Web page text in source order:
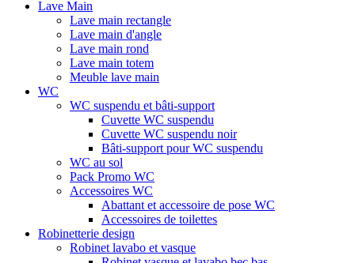
Lave Main
Lave main rectangle
Lave main d'angle
Lave main rond
Lave main totem
Meuble lave main
WC
WC suspendu et bâti-support
Cuvette WC suspendu
Cuvette WC suspendu noir
Bâti-support pour WC suspendu
WC au sol
Pack Promo WC
Accessoires WC
Abattant et accessoire de pose WC
Accessoires de toilettes
Robinetterie design
Robinet lavabo et vasque